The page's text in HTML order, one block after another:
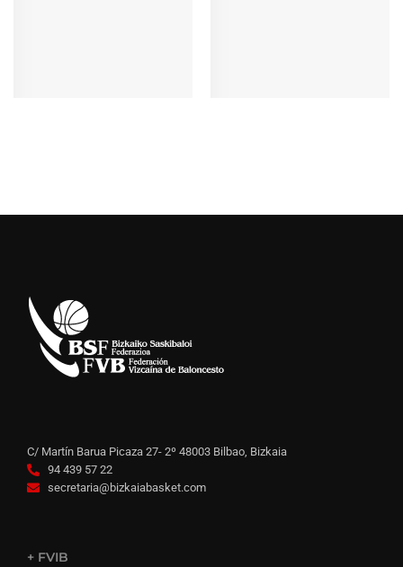
C/ Martín Barua Picaza 27- 2º 48003 Bilbao, Bizkaia
94 439 57 22
secretaria@bizkaiabasket.com
+ FVIB